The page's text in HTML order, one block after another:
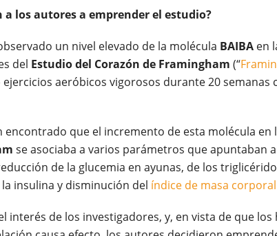
los autores a emprender el estudio?
un nivel elevado de la molécula BAIBAen
del Estudio del Corazón de Framingham (“
aeróbicos vigorosos durante 20 semanas
encontrado que el incremento de esta molécula en
se asociaba a varios parámetros que apuntaban
de la glucemia en ayunas, de los
insulina y disminución del índice de masa corporal
interés de los investigadores, y, en vista de que los